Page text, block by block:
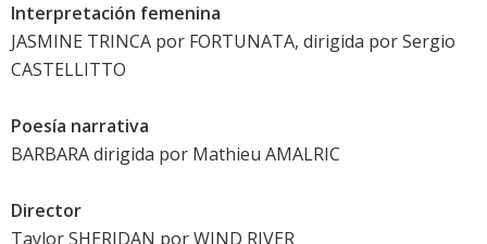
Interpretación femenina
JASMINE TRINCA por FORTUNATA, dirigida por Sergio
CASTELLITTO
Poesía narrativa
BARBARA dirigida por Mathieu AMALRIC
Director
Taylor SHERIDAN por WIND RIVER